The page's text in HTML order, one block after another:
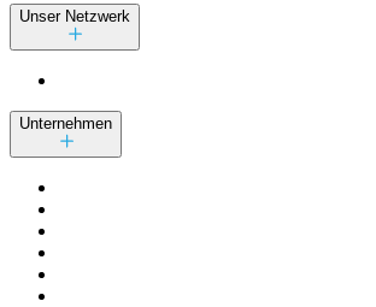
Unser Netzwerk
Unternehmen